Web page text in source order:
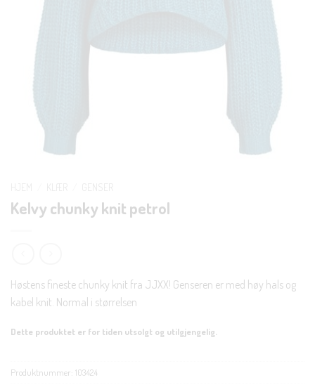
Kelvy chunky knit petrol
Høstens fineste chunky knit fra JJXX! Genseren er med høy hals og
kabel knit. Normal i størrelsen
Dette produktet er for tiden utsolgt og utilgjengelig.
Produktnummer: 103424